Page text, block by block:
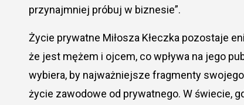
przynajmniej próbuj w biznesie”.
Życie prywatne Miłosza Kłeczka pozostaje
że jest mężem i ojcem, co wpływa na jego
wybiera, by najważniejsze fragmenty
życie zawodowe od prywatnego. W świecie,